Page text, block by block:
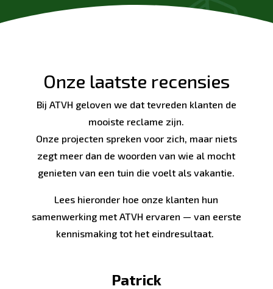
Onze laatste recensies
Bij ATVH geloven we dat tevreden klanten de
mooiste reclame zijn.
Onze projecten spreken voor zich, maar niets
zegt meer dan de woorden van wie al mocht
genieten van een tuin die voelt als vakantie.
Lees hieronder hoe onze klanten hun
samenwerking met ATVH ervaren — van eerste
kennismaking tot het eindresultaat.
Patrick